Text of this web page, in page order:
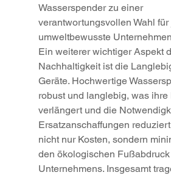
Wasserspender zu einer
verantwortungsvollen Wahl
umweltbewusste
Ein weiterer wichtiger Aspekt
Nachhaltigkeit ist die
Geräte. Hochwertige
robust und langlebig, was
verlängert und die
Ersatzanschaffungen
nicht nur Kosten, sondern
den ökologischen
Unternehmens. Insgesamt